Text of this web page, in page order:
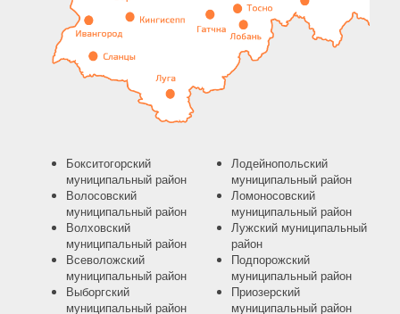
Бокситогорский
муниципальный район
Волосовский
муниципальный район
Волховский
муниципальный район
Всеволожский
муниципальный район
Выборгский
муниципальный район
Лодейнопольский
муниципальный район
Ломоносовский
муниципальный район
Лужский муниципальный
район
Подпорожский
муниципальный район
Приозерский
муниципальный район